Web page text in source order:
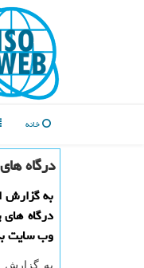
خانه
درگاه
به گزارش
وب سایت
به گزارش